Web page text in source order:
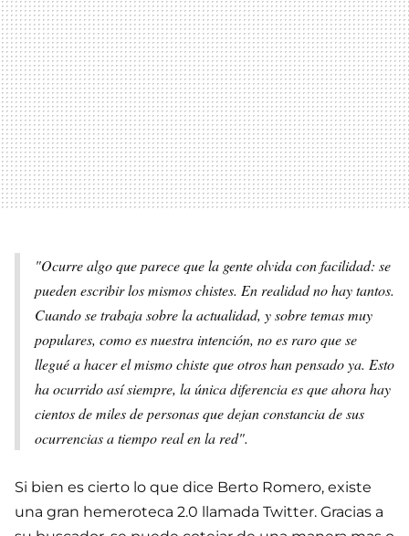
"Ocurre algo que parece que la gente olvida con facilidad: se
pueden escribir los mismos chistes. En realidad no hay tantos.
Cuando se trabaja sobre la actualidad, y sobre temas muy
populares, como es nuestra intención, no es raro que se
llegué a hacer el mismo chiste que otros han pensado ya. Esto
ha ocurrido así siempre, la única diferencia es que ahora hay
cientos de miles de personas que dejan constancia de sus
ocurrencias a tiempo real en la red".
Si bien es cierto lo que dice Berto Romero, existe
una gran hemeroteca 2.0 llamada Twitter. Gracias a